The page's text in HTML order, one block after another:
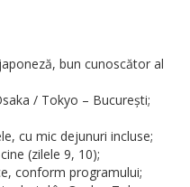
bun cunoscător al
/ Tokyo – București;
cu mic dejunuri incluse;
(zilele 9, 10);
conform programului;